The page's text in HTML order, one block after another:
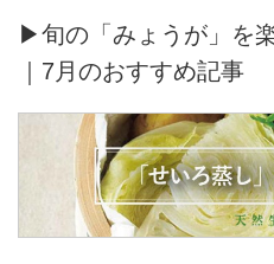
▶旬の「みょうが」を
｜7月のおすすめ記事